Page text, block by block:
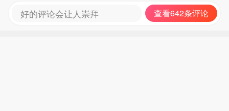
好的评论会让人崇拜 查看642条评论